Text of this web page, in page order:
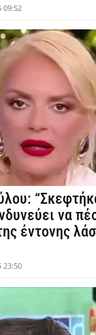
09:52
να
έντονης
23:50